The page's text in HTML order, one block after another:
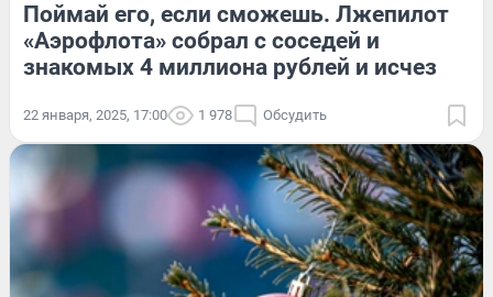
Поймай его, если сможешь. Лжепилот
«Аэрофлота» собрал с соседей и
знакомых 4 миллиона рублей и исчез
22 января, 2025, 17:00 1 978 Обсудить